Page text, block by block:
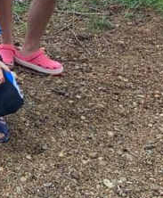
o místním týmu